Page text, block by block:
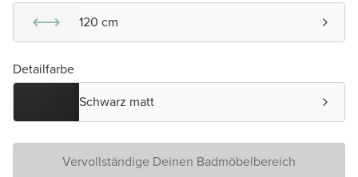
120 cm
Detailfarbe
Schwarz matt
Vervollständige Deinen Badmöbelbereich